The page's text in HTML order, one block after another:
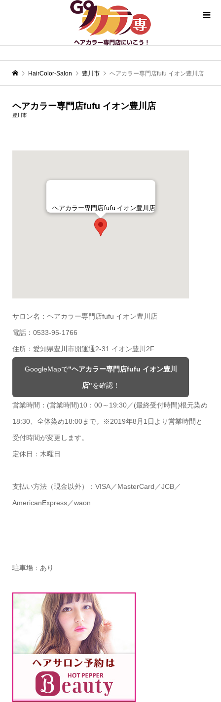
HairColor-Salon 豊川市 ヘアカラー専門店fufu イオン豊川店
ヘアカラー専門店fufu イオン豊川店
豊川市
ヘアカラー専門店fufu イオン豊川店
サロン名：ヘアカラー専門店fufu イオン豊川店
電話：0533-95-1766
住所：愛知県豊川市開運通2-31 イオン豊川2F
GoogleMapで"ヘアカラー専門店fufu イオン豊川
店"を確認！
営業時間：(営業時間)10：00～19:30／(最終受付時間)根元染め
18:30、全体染め18:00まで。※2019年8月1日より営業時間と
受付時間が変更します。
定休日：木曜日
支払い方法（現金以外）：VISA／MasterCard／JCB／
AmericanExpress／waon
駐車場：あり